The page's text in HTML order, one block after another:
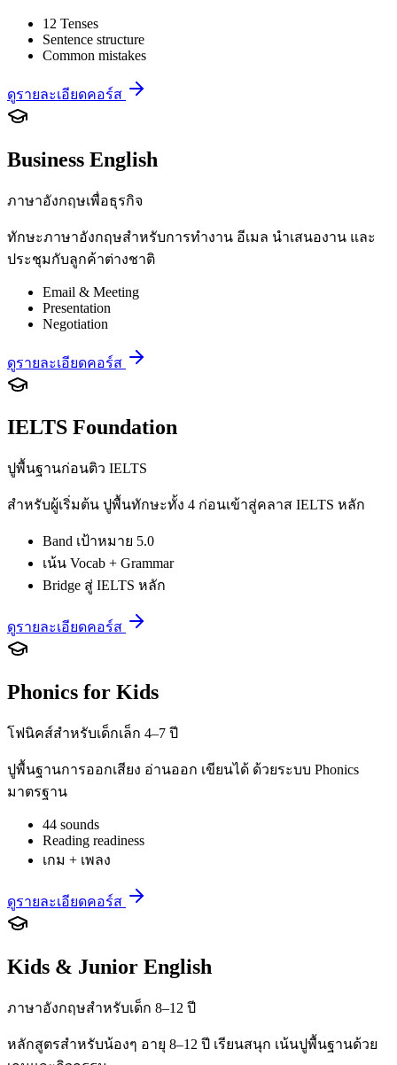
12 Tenses
Sentence structure
Common mistakes
ดูรายละเอียดคอร์ส
Business English
ภาษาอังกฤษเพื่อธุรกิจ
ทักษะภาษาอังกฤษสำหรับการทำงาน อีเมล นำเสนองาน และ
ประชุมกับลูกค้าต่างชาติ
Email & Meeting
Presentation
Negotiation
ดูรายละเอียดคอร์ส
IELTS Foundation
ปูพื้นฐานก่อนติว IELTS
สำหรับผู้เริ่มต้น ปูพื้นทักษะทั้ง 4 ก่อนเข้าสู่คลาส IELTS หลัก
Band เป้าหมาย 5.0
เน้น Vocab + Grammar
Bridge สู่ IELTS หลัก
ดูรายละเอียดคอร์ส
Phonics for Kids
โฟนิคส์สำหรับเด็กเล็ก 4–7 ปี
ปูพื้นฐานการออกเสียง อ่านออก เขียนได้ ด้วยระบบ Phonics
มาตรฐาน
44 sounds
Reading readiness
เกม + เพลง
ดูรายละเอียดคอร์ส
Kids & Junior English
ภาษาอังกฤษสำหรับเด็ก 8–12 ปี
หลักสูตรสำหรับน้องๆ อายุ 8–12 ปี เรียนสนุก เน้นปูพื้นฐานด้วย